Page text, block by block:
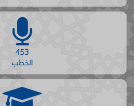
453
الخطب